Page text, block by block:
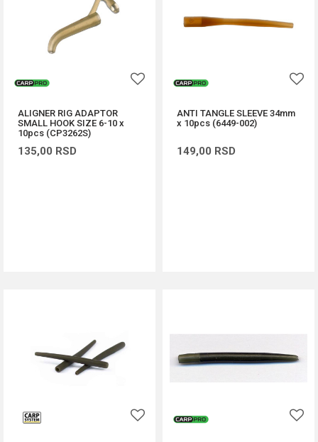
ALIGNER RIG ADAPTOR
SMALL HOOK SIZE 6-10 x
10pcs (CP3262S)
135,00 RSD
ANTI TANGLE SLEEVE 34mm
x 10pcs (6449-002)
149,00 RSD